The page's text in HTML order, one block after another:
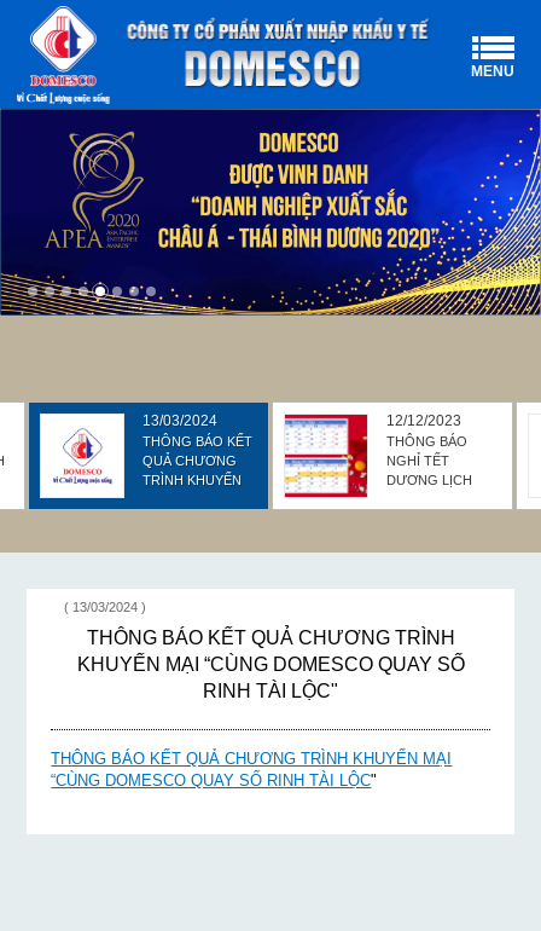
MENU
13/03/2024
THÔNG BÁO KẾT
QUẢ CHƯƠNG
TRÌNH KHUYẾN
LỘC"
12/12/2023
THÔNG BÁO
NGHỈ TẾT
DƯƠNG LỊCH
( 13/03/2024 )
THÔNG BÁO KẾT QUẢ CHƯƠNG TRÌNH
KHUYẾN MẠI “CÙNG DOMESCO QUAY SỐ
RINH TÀI LỘC"
THÔNG BÁO KẾT QUẢ CHƯƠNG TRÌNH KHUYẾN MẠI
“CÙNG DOMESCO QUAY SỐ RINH TÀI LỘC"